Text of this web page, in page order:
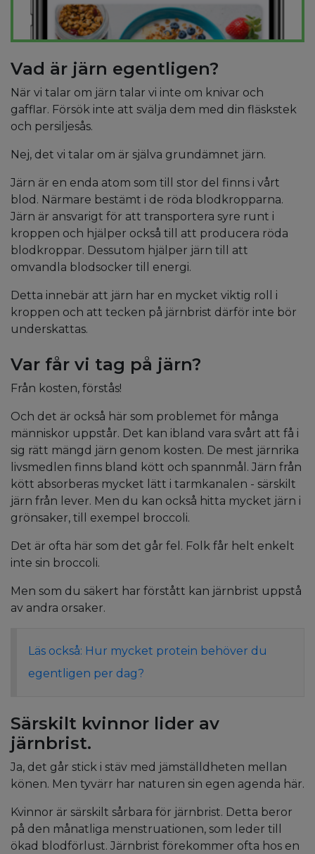
Vad är järn egentligen?
När vi talar om järn talar vi inte om knivar och
gafflar. Försök inte att svälja dem med din fläskstek
och persiljesås.
Nej, det vi talar om är själva grundämnet järn.
Järn är en enda atom som till stor del finns i vårt
blod. Närmare bestämt i de röda blodkropparna.
Järn är ansvarigt för att transportera syre runt i
kroppen och hjälper också till att producera röda
blodkroppar. Dessutom hjälper järn till att
omvandla blodsocker till energi.
Detta innebär att järn har en mycket viktig roll i
kroppen och att tecken på järnbrist därför inte bör
underskattas.
Var får vi tag på järn?
Från kosten, förstås!
Och det är också här som problemet för många
människor uppstår. Det kan ibland vara svårt att få i
sig rätt mängd järn genom kosten. De mest järnrika
livsmedlen finns bland kött och spannmål. Järn från
kött absorberas mycket lätt i tarmkanalen - särskilt
järn från lever. Men du kan också hitta mycket järn i
grönsaker, till exempel broccoli.
Det är ofta här som det går fel. Folk får helt enkelt
inte sin broccoli.
Men som du säkert har förstått kan järnbrist uppstå
av andra orsaker.
Läs också: Hur mycket protein behöver du
egentligen per dag?
Särskilt kvinnor lider av
järnbrist.
Ja, det går stick i stäv med jämställdheten mellan
könen. Men tyvärr har naturen sin egen agenda här.
Kvinnor är särskilt sårbara för järnbrist. Detta beror
på den månatliga menstruationen, som leder till
ökad blodförlust. Järnbrist förekommer ofta hos en